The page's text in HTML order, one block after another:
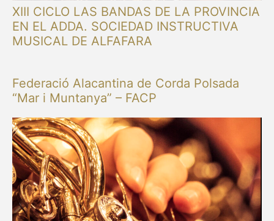
XIII CICLO LAS BANDAS DE LA PROVINCIA
EN EL ADDA. SOCIEDAD INSTRUCTIVA
MUSICAL DE ALFAFARA
Federació Alacantina de Corda Polsada
“Mar i Muntanya” – FACP